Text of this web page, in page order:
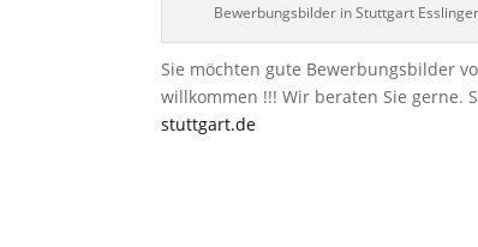
Bewerbungsbilder in Stuttgart
Sie möchten gute Bewerbungsbilder
willkommen !!! Wir beraten Sie
stuttgart.de